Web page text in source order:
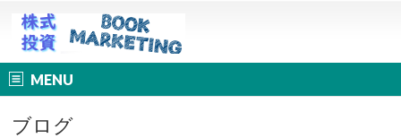
MENU
ブログ